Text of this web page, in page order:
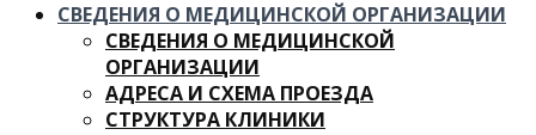
СВЕДЕНИЯ О МЕДИЦИНСКОЙ ОРГАНИЗАЦИИ
СВЕДЕНИЯ О МЕДИЦИНСКОЙ
ОРГАНИЗАЦИИ
АДРЕСА И СХЕМА ПРОЕЗДА
СТРУКТУРА КЛИНИКИ